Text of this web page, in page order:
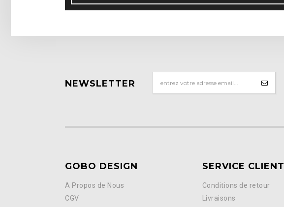
NEWSLETTER
GOBO DESIGN
A Propos de Nous
CGV
SERVICE CLIENT
Conditions de retour
Livraisons